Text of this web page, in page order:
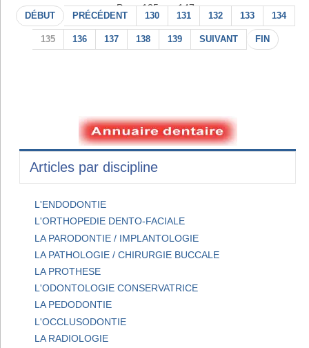
Page 135 sur 147
DÉBUT PRÉCÉDENT 130 131 132 133 134
135 136 137 138 139 SUIVANT FIN
Articles par discipline
L'ENDODONTIE
L'ORTHOPEDIE DENTO-FACIALE
LA PARODONTIE / IMPLANTOLOGIE
LA PATHOLOGIE / CHIRURGIE BUCCALE
LA PROTHESE
L'ODONTOLOGIE CONSERVATRICE
LA PEDODONTIE
L'OCCLUSODONTIE
LA RADIOLOGIE